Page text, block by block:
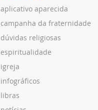
aplicativo aparecida
campanha da fraternidade
dúvidas religiosas
espiritualidade
igreja
infográficos
libras